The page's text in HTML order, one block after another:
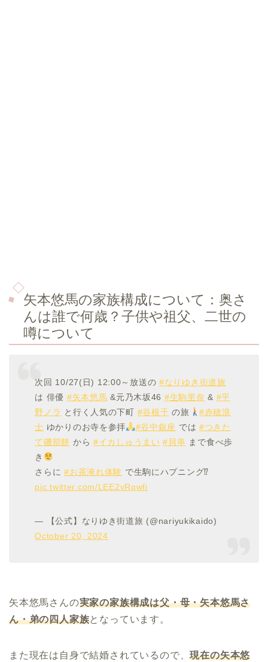
矢本悠馬の家族構成について： 奥さ
んは誰で何歳？子供や祖父、二世の
噂について
次回 10/27(日) 12:00～放送の#なりゆき街道旅
は 俳優 #矢本悠馬 &元乃木坂46 #生駒里奈 & #平
野ノラ と行く人気の下町 #谷根千 の旅
#赤穂浪
士 ゆかりのお寺を参拝 #谷中銀座 では#つきた
て磯部餅 から #イカしゅうまい #貝串 まで食べ歩
き
さらに#お茶淹れ体験 で生駒にハプニング⁉
pic.twitter.com/LEE2vRqwfi
— 【公式】なりゆき街道旅 (@nariyukikaido)
October 20, 2024
矢本悠馬さんの実家の家族構成は父・母・矢本悠馬さ
ん・弟の四人家族となっています。
また現在は自身で結婚されているので、現在の矢本悠